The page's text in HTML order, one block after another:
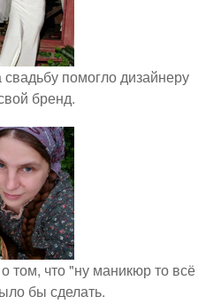
помогло дизайнеру
бренд.
том, что "ну маникюр то всё
бы сделать.